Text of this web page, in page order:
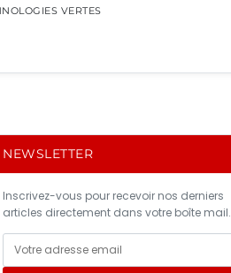
VERTES
NEWSLETTER
Inscrivez-vous pour recevoir nos derniers
articles directement dans votre boîte mail.